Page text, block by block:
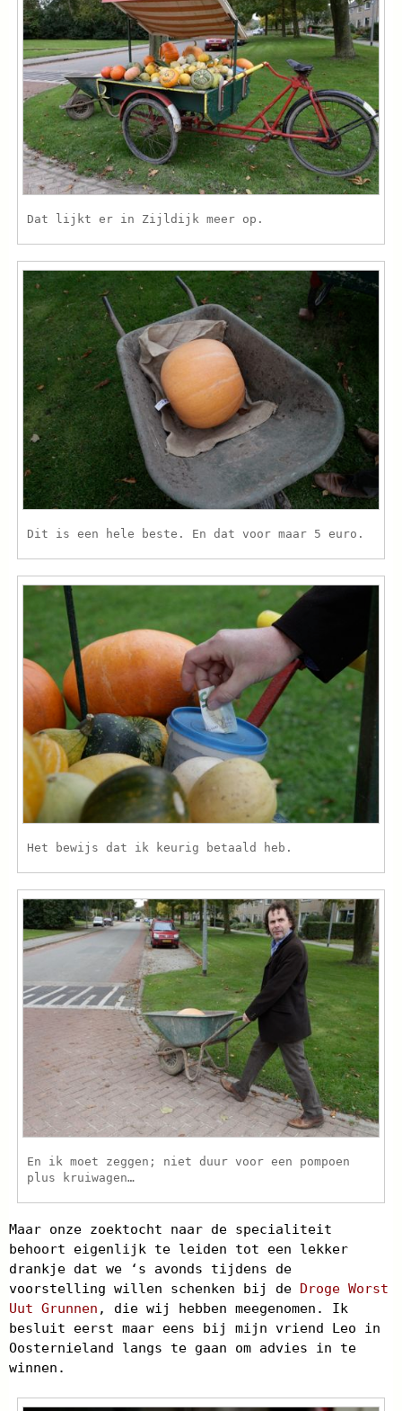
Dat lijkt er in Zijldijk meer op.
Dit is een hele beste. En dat voor maar 5 euro.
Het bewijs dat ik keurig betaald heb.
En ik moet zeggen; niet duur voor een pompoen
plus kruiwagen…
Maar onze zoektocht naar de specialiteit
behoort eigenlijk te leiden tot een lekker
drankje dat we ‘s avonds tijdens de
voorstelling willen schenken bij de Droge Worst
Uut Grunnen , die wij hebben meegenomen. Ik
besluit eerst maar eens bij mijn vriend Leo in
Oosternieland langs te gaan om advies in te
winnen.